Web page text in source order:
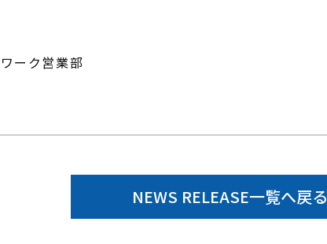
ーク営業部
NEWS RELEASE一覧へ戻る